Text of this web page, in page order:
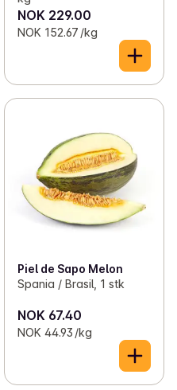
NOK 229.00
NOK 152.67 /kg
Piel de Sapo Melon
Spania / Brasil, 1 stk
NOK 67.40
NOK 44.93 /kg